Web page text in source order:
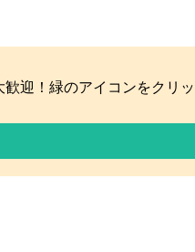
歓迎！緑のアイコンをクリ